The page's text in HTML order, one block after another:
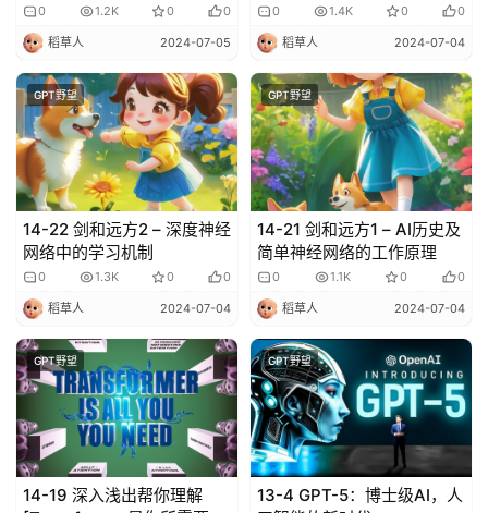
免
费
程
A
I
V
I
P
课
程
关
于
我
们
0 1.2K 0 0
稻草人 2024-07-05
0 1.4K 0 0
稻草人 2024-07-04
GPT野望
14-22 剑和远方2 – 深度神经
网络中的学习机制
0 1.3K 0 0
稻草人 2024-07-04
GPT野望
14-21 剑和远方1 – AI历史及
简单神经网络的工作原理
0 1.1K 0 0
稻草人 2024-07-04
GPT野望
14-19 深入浅出帮你理解
GPT野望
13-4 GPT-5：博士级AI，人